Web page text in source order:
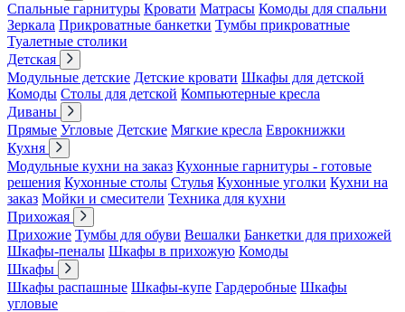
Спальные гарнитуры Кровати Матрасы Комоды для спальни
Зеркала Прикроватные банкетки Тумбы прикроватные
Туалетные столики
Детская
Модульные детские Детские кровати Шкафы для детской
Комоды Столы для детской Компьютерные кресла
Диваны
Прямые Угловые Детские Мягкие кресла Еврокнижки
Кухня
Модульные кухни на заказ Кухонные гарнитуры - готовые
решения Кухонные столы Стулья Кухонные уголки Кухни на
заказ Мойки и смесители Техника для кухни
Прихожая
Прихожие Тумбы для обуви Вешалки Банкетки для прихожей
Шкафы-пеналы Шкафы в прихожую Комоды
Шкафы
Шкафы распашные Шкафы-купе Гардеробные Шкафы
угловые